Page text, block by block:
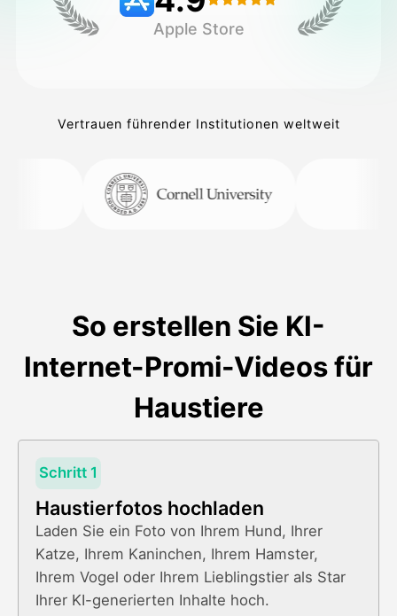
Apple Store
Vertrauen führender Institutionen weltweit
So erstellen Sie KI-
Internet-Promi-Videos für
Haustiere
Schritt 1
Haustierfotos hochladen
Laden Sie ein Foto von Ihrem Hund, Ihrer
Katze, Ihrem Kaninchen, Ihrem Hamster,
Ihrem Vogel oder Ihrem Lieblingstier als Star
Ihrer KI-generierten Inhalte hoch.